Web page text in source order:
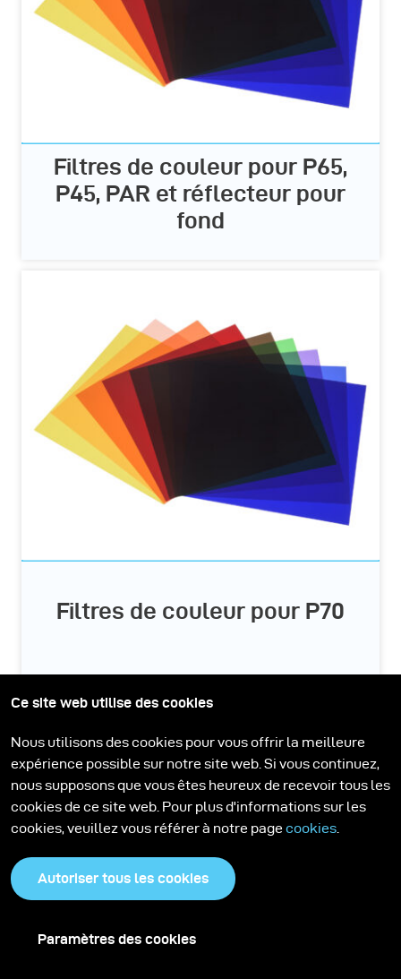
Filtres de couleur pour P65,
P45, PAR et réflecteur pour
fond
Filtres de couleur pour P70
Ce site web utilise des cookies
Nous utilisons des cookies pour vous offrir la meilleure
expérience possible sur notre site web. Si vous continuez,
nous supposons que vous êtes heureux de recevoir tous les
cookies de ce site web. Pour plus d'informations sur les
cookies, veuillez vous référer à notre page cookies
Autoriser tous les cookies
Paramètres des cookies